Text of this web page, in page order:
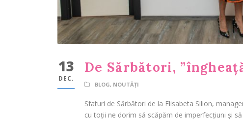
13
DEC.
De Sărbători,
BLOG, NOUTĂȚI
Sfaturi de Sărbători de la Elisabeta Silion,
cu toții ne dorim să scăpăm de imperfecțiuni și